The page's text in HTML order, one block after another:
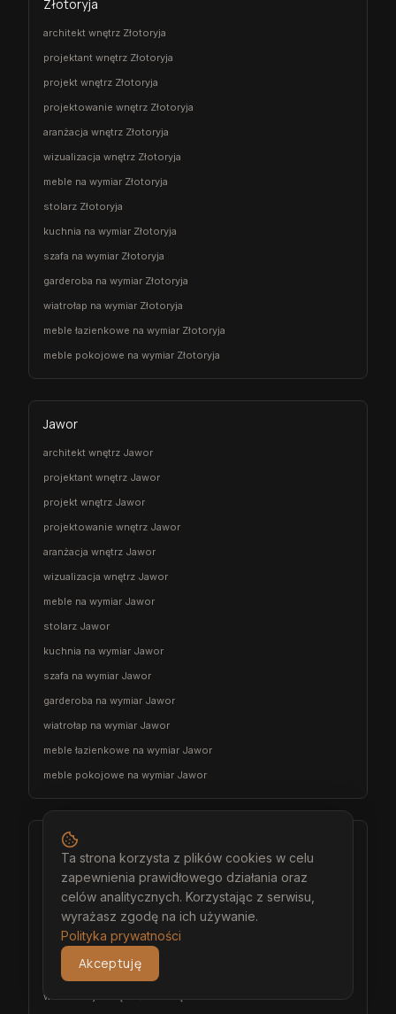
Złotoryja
architekt wnętrz Złotoryja
projektant wnętrz Złotoryja
projekt wnętrz Złotoryja
projektowanie wnętrz Złotoryja
aranżacja wnętrz Złotoryja
wizualizacja wnętrz Złotoryja
meble na wymiar Złotoryja
stolarz Złotoryja
kuchnia na wymiar Złotoryja
szafa na wymiar Złotoryja
garderoba na wymiar Złotoryja
wiatrołap na wymiar Złotoryja
meble łazienkowe na wymiar Złotoryja
meble pokojowe na wymiar Złotoryja
Jawor
architekt wnętrz Jawor
projektant wnętrz Jawor
projekt wnętrz Jawor
projektowanie wnętrz Jawor
aranżacja wnętrz Jawor
wizualizacja wnętrz Jawor
meble na wymiar Jawor
stolarz Jawor
kuchnia na wymiar Jawor
szafa na wymiar Jawor
garderoba na wymiar Jawor
wiatrołap na wymiar Jawor
meble łazienkowe na wymiar Jawor
meble pokojowe na wymiar Jawor
Środa Śląska
architekt wnętrz Środa Śląska
projektant wnętrz Środa Śląska
projekt wnętrz Środa Śląska
projektowanie wnętrz Środa Śląska
aranżacja wnętrz Środa Śląska
wizualizacja wnętrz Środa Śląska
Ta strona korzysta z plików cookies w celu
zapewnienia prawidłowego działania oraz
celów analitycznych. Korzystając z serwisu,
wyrażasz zgodę na ich używanie.
Polityka prywatności
Akceptuję